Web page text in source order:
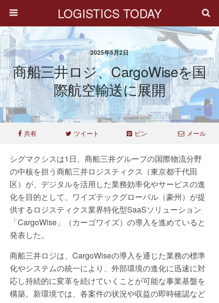
LOGISTICS TODAY
2025年5月2日
商船三井ロジ、CargoWiseを国
際航空輸送に展開
共有 ツイート ピン メール
シグマクシスは1日、商船三井グループの国際物流分野
の中核を担う商船三井ロジスティクス（東京都千代田
区）が、デジタルを活用した業務効率化やサービスの進
化を目的として、ワイズテックグローバル（豪州）が提
供するロジスティクス業界特化型SaaSソリューション
「CargoWise」（カーゴワイズ）の導入を進めていると
発表した。
商船三井ロジは、CargoWiseの導入を通じた業務の標準
化やシステムの統一により、外部環境の進化に迅速に対
応し持続的に変革を続けていくことが可能な事業基盤を
構築。新環境では、各案件の状況や収益の即時確認など